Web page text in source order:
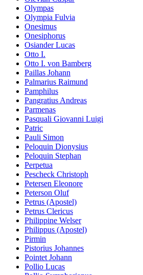
Olympas
Olympia Fulvia
Onesimus
Onesiphorus
Osiander Lucas
Otto I.
Otto I. von Bamberg
Paillas Johann
Palmarius Raimund
Pamphilus
Pangratius Andreas
Parmenas
Pasquali Giovanni Luigi
Patric
Pauli Simon
Peloquin Dionysius
Peloquin Stephan
Perpetua
Pescheck Christoph
Petersen Eleonore
Peterson Oluf
Petrus (Apostel)
Petrus Clericus
Philippine Welser
Philippus (Apostel)
Pirmin
Pistorius Johannes
Pointet Johann
Pollio Lucas